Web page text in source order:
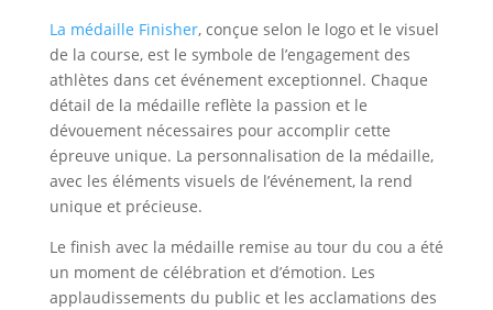
La médaille Finisher, conçue selon le logo et le visuel
de la course, est le symbole de l’engagement des
athlètes dans cet événement exceptionnel. Chaque
détail de la médaille reflète la passion et le
dévouement nécessaires pour accomplir cette
épreuve unique. La personnalisation de la médaille,
avec les éléments visuels de l’événement, la rend
unique et précieuse.
Le finish avec la médaille remise au tour du cou a été
un moment de célébration et d’émotion. Les
applaudissements du public et les acclamations des